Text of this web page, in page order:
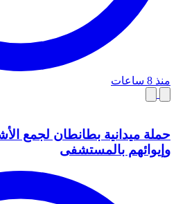
منذ 8 ساعات
حملة ميدانية بطانطان لجمع
وإيوائهم بالمستشفى